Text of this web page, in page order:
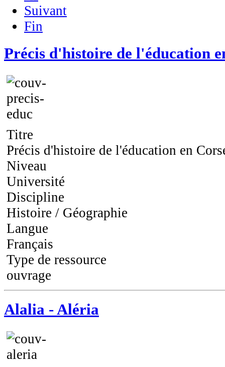
Suivant
Fin
Précis d'histoire de l'éducation
Titre
Précis d'histoire de l'éducation en
Niveau
Université
Discipline
Histoire / Géographie
Langue
Français
Type de ressource
ouvrage
Alalia - Aléria